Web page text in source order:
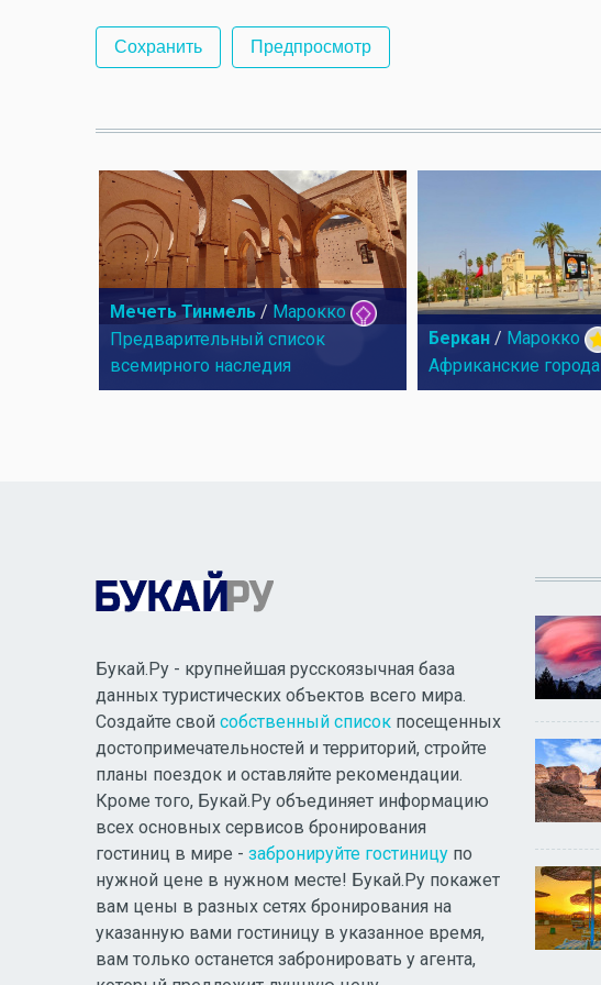
Мечеть Тинмель / Марокко
Предварительный список
всемирного наследия
Беркан / Марокко
Африканские города
Букай.Ру - крупнейшая русскоязычная база
данных туристических объектов всего мира.
Создайте свой собственный список посещенных
достопримечательностей и территорий, стройте
планы поездок и оставляйте рекомендации.
Кроме того, Букай.Ру объединяет информацию
всех основных сервисов бронирования
гостиниц в мире - забронируйте гостиницу по
нужной цене в нужном месте! Букай.Ру покажет
вам цены в разных сетях бронирования на
указанную вами гостиницу в указанное время,
вам только останется забронировать у агента,